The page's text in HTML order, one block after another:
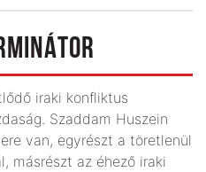
iraki konfliktus
Szaddam Huszein
van, egyrészt a töretlenül
másrészt az éhező iraki